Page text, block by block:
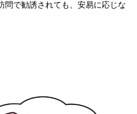
問で勧誘されても、安易に応じな